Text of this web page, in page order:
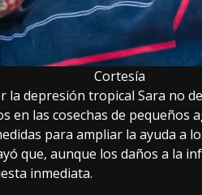
Cortesía
la depresión tropical Sara no
en las cosechas de pequeños
para ampliar la ayuda a
que, aunque los daños a la
inmediata.